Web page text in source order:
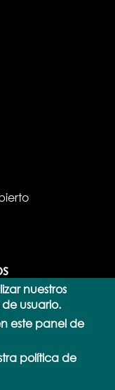
nuestros
usuario.
este panel de
política de